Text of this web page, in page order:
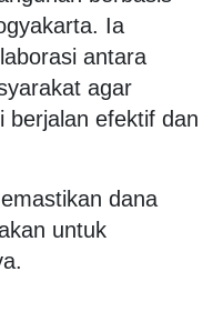
Ia
antara
agar
berjalan efektif dan
dana
untuk